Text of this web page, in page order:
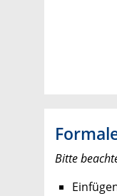
Bitte